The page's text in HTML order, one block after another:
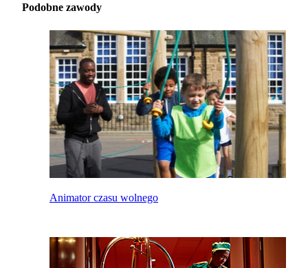
Podobne zawody
Animator czasu wolnego